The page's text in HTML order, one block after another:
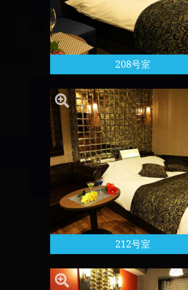
208号室
212号室